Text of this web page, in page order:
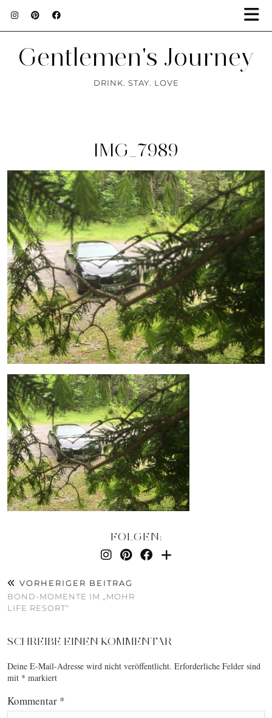
Gentlemen's Journey
DRINK. STAY. LOVE
IMG_7989
FOLGEN:
VORHERIGER BEITRAG
BOND-MOMENTE IM „MOHR
LIFE RESORT“
SCHREIBE EINEN KOMMENTAR
Deine E-Mail-Adresse wird nicht veröffentlicht. Erforderliche Felder sind
mit * markiert
Kommentar *